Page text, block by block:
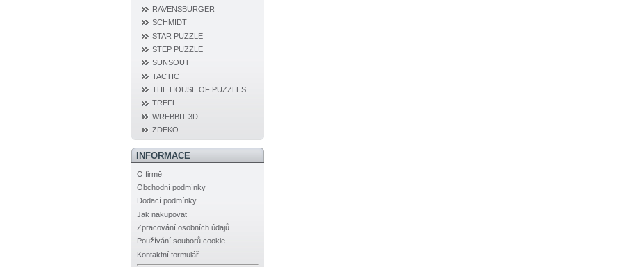
RAVENSBURGER
SCHMIDT
STAR PUZZLE
STEP PUZZLE
SUNSOUT
TACTIC
THE HOUSE OF PUZZLES
TREFL
WREBBIT 3D
ZDEKO
INFORMACE
O firmě
Obchodní podmínky
Dodací podmínky
Jak nakupovat
Zpracování osobních údajů
Používání souborů cookie
Kontaktní formulář